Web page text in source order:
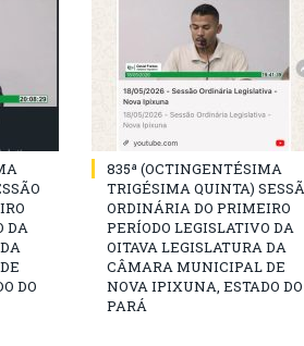
DA
DO
835ª (OCTINGENTÉSIMA
TRIGÉSIMA QUINTA)
ORDINÁRIA DO PRIMEIRO
PERÍODO LEGISLATIVO DA
OITAVA LEGISLATURA DA
CÂMARA MUNICIPAL DE
NOVA IPIXUNA, ESTADO DO
PARÁ